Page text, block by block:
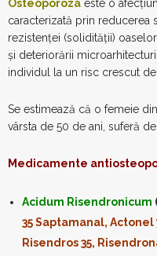
Osteoporoza este o
caracterizată prin reducerea
rezistenței (solidității)
și deteriorării
individul la un risc crescut de
Se estimează că o femeie
vârsta de 50 de ani, suferă
Medicamente
Acidum Risendronicum
35 Saptamanal, Actonel
Risendros 35,